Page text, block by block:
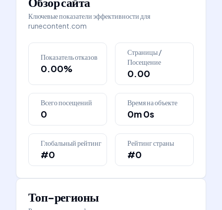
Ключевые показатели эффективности для
runecontent.com
Показатель отказов
0.00%
Страницы /
Посещение
0.00
Всего посещений
0
Время на объекте
0m 0s
Глобальный рейтинг
#0
Рейтинг страны
#0
Топ-регионы